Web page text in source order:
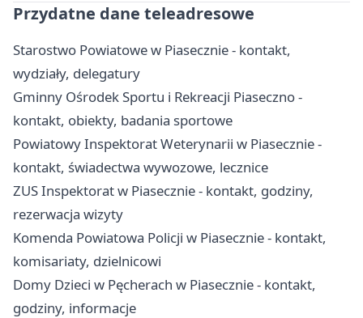
Przydatne dane teleadresowe
Starostwo Powiatowe w Piasecznie - kontakt,
wydziały, delegatury
Gminny Ośrodek Sportu i Rekreacji Piaseczno -
kontakt, obiekty, badania sportowe
Powiatowy Inspektorat Weterynarii w Piasecznie -
kontakt, świadectwa wywozowe, lecznice
ZUS Inspektorat w Piasecznie - kontakt, godziny,
rezerwacja wizyty
Komenda Powiatowa Policji w Piasecznie - kontakt,
komisariaty, dzielnicowi
Domy Dzieci w Pęcherach w Piasecznie - kontakt,
godziny, informacje